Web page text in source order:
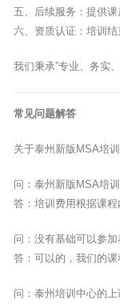
五、后续服务：提供
六、资质认证：培训
我们秉承”专业、务实
常见问题解答
关于泰州新版MSA培
问：泰州新版MSA培
答：培训费用根据课
问：没有基础可以参
答：可以的，我们的
问：泰州培训中心的